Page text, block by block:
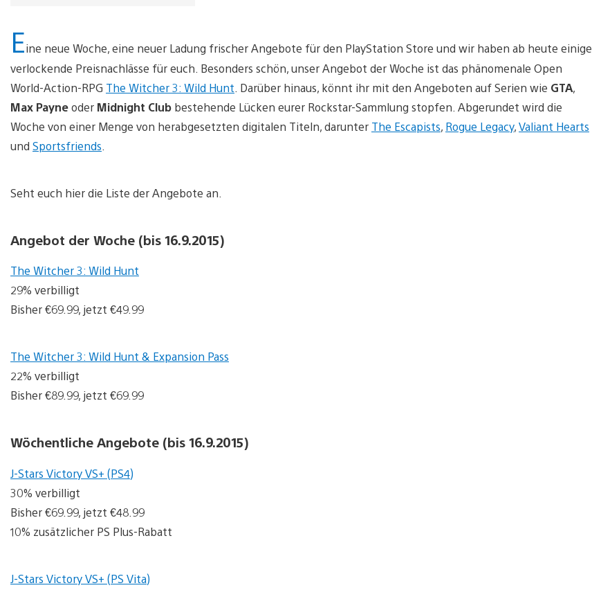
Eine neue Woche, eine neuer Ladung frischer Angebote für den PlayStation Store und wir haben ab heute einige
verlockende Preisnachlässe für euch. Besonders schön, unser Angebot der Woche ist das phänomenale Open
World-Action-RPG The Witcher 3: Wild Hunt . Darüber hinaus, könnt ihr mit den Angeboten auf Serien wie GTA,
Max Payneoder Midnight Club bestehende Lücken eurer Rockstar-Sammlung stopfen. Abgerundet wird die
Woche von einer Menge von herabgesetzten digitalen Titeln, darunter The Escapists, Rogue Legacy,Valiant Hearts
und Sportsfriends
Seht euch hier die Liste der Angebote an.
Angebot der Woche (bis 16.9.2015)
The Witcher 3: Wild Hunt
29% verbilligt
Bisher €69.99, jetzt €49.99
The Witcher 3: Wild Hunt & Expansion Pass
22% verbilligt
Bisher €89.99, jetzt €69.99
Wöchentliche Angebote (bis 16.9.2015)
J-Stars Victory VS+ (PS4)
30% verbilligt
Bisher €69.99, jetzt €48.99
10% zusätzlicher PS Plus-Rabatt
J-Stars Victory VS+ (PS Vita)